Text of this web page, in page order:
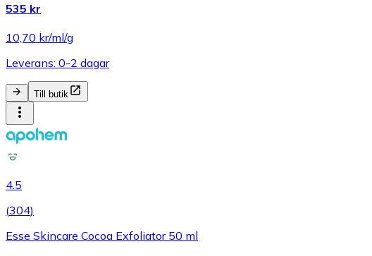
535 kr
10,70 kr/ml/g
Leverans: 0-2 dagar
Till butik
4.5
(304)
Esse Skincare Cocoa Exfoliator 50 ml